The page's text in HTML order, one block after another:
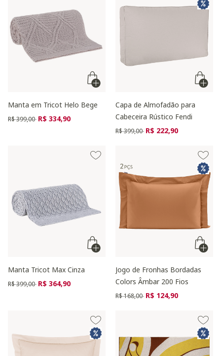
Manta em Tricot Helo Bege
Preço reduzido de
R$ 399,00 para
R$ 334,90
Capa de Almofadão para
Cabeceira Rústico Fendi
Preço reduzido de
R$ 399,00 para
R$ 222,90
Manta Tricot Max Cinza
Preço reduzido de
R$ 399,00 para
R$ 364,90
Jogo de Fronhas Bordadas
Colors Âmbar 200 Fios
Preço reduzido de
R$ 168,00 para
R$ 124,90